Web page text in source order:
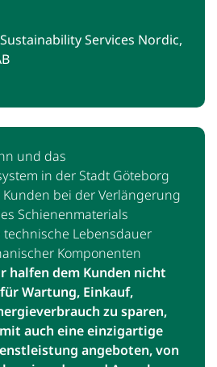
Services Nordic,
und das
in der Stadt Göteborg
bei der Verlängerung
Schienenmaterials
Lebensdauer
Komponenten
halfen dem Kunden nicht
Wartung, Einkauf,
zu sparen,
auch eine einzigartige
angeboten, von